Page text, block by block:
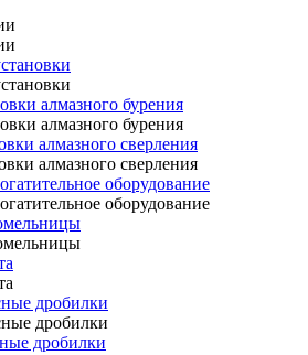
алмазного бурения
алмазного бурения
алмазного сверления
алмазного сверления
оборудование
оборудование
дробилки
дробилки
дробилки